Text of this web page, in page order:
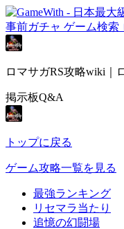
事前ガチャ ゲーム検索
ロマサガRS攻略wiki｜
掲示板Q&A
トップに戻る
ゲーム攻略一覧を見る
最強ランキング
リセマラ当たり
追憶の幻闘場